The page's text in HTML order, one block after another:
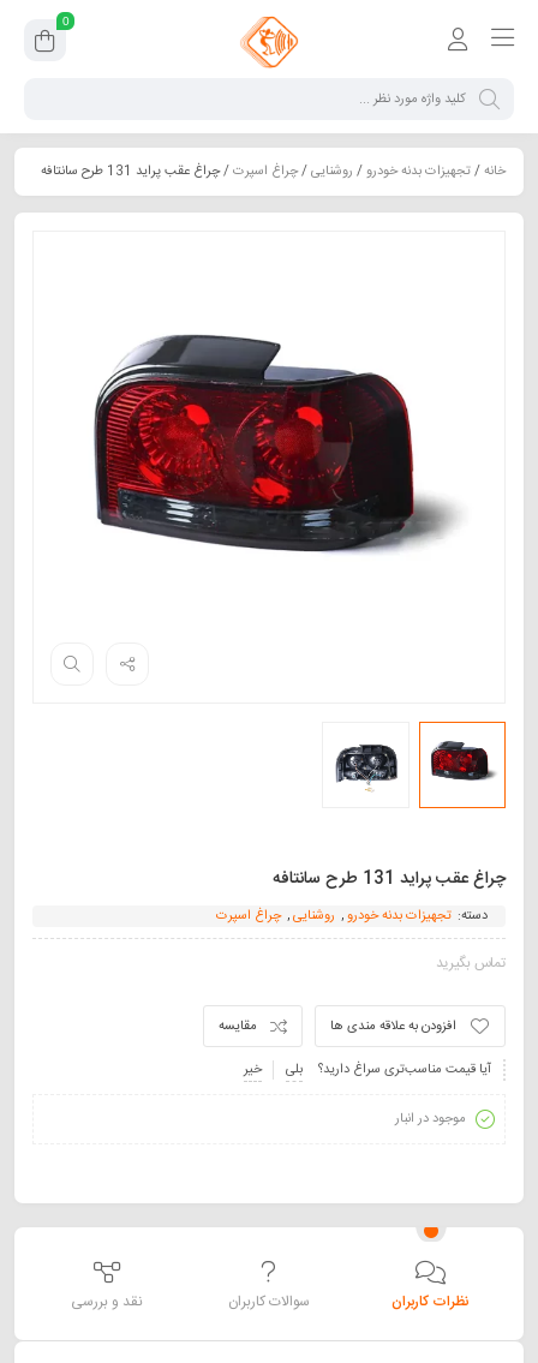
0
خانه/تجهیزات بدنه خودرو/ روشنایی/چراغ اسپرت/ چراغ عقب پراید 131 طرح سانتافه
چراغ عقب پراید 131 طرح سانتافه
دسته: تجهیزات بدنه خودرو, روشنایی, چراغ اسپرت
تماس بگیرید
مقایسه
افزودن به علاقه مندی ها
آیا قیمت مناسب‌تری سراغ دارید؟
بلی خیر
موجود در انبار
نظرات کاربران سوالات کاربران نقد و بررسی